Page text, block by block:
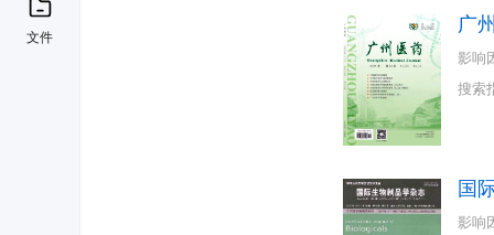
文件
广
影响
搜索
国
影响